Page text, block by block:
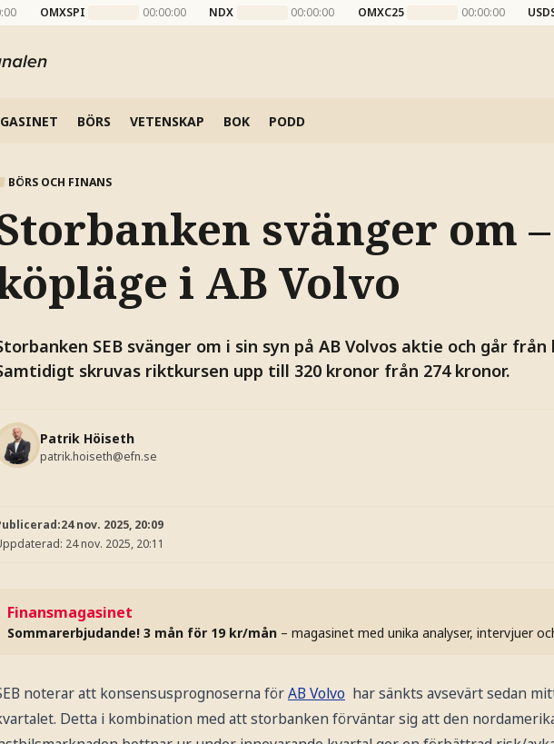
OMXSPI 00:00:00 NDX 00:00:00 OMXC25 00:00:00
BÖRS VETENSKAP BOK PODD
BÖRS OCH FINANS
svänger om
i AB Volvo
SEB svänger om i sin syn på AB Volvos aktie och går
skruvas riktkursen upp till 320 kronor från 274 kronor.
Patrik Höiseth
patrik.hoiseth@efn.se
24 nov. 2025, 20:09
24 nov. 2025, 20:11
Finansmagasinet
Sommarerbjudande! 3 mån för 19 kr/mån – magasinet med unika analyser, intervjuer
noterar att konsensusprognoserna förAB Volvo har sänkts avsevärt sedan
Detta i kombination med att storbanken förväntar sig att den